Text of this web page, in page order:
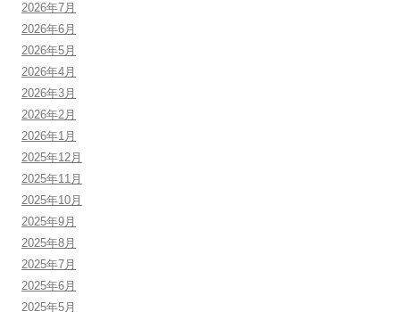
2026年7月
2026年6月
2026年5月
2026年4月
2026年3月
2026年2月
2026年1月
2025年12月
2025年11月
2025年10月
2025年9月
2025年8月
2025年7月
2025年6月
2025年5月